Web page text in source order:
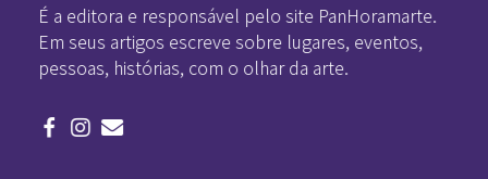
É a editora e responsável pelo site PanHoramarte.
Em seus artigos escreve sobre lugares, eventos,
pessoas, histórias, com o olhar da arte.